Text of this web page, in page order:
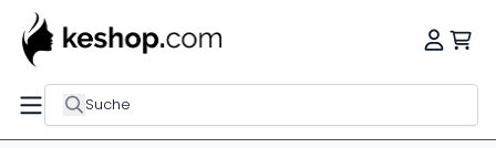
Suche